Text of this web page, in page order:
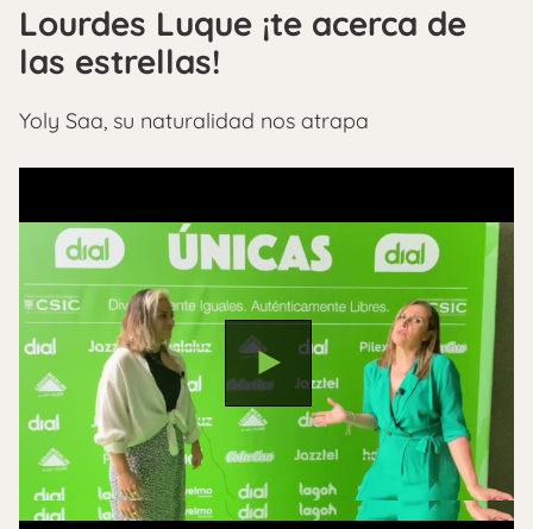
Lourdes Luque ¡te acerca de
las estrellas!
Yoly Saa, su naturalidad nos atrapa